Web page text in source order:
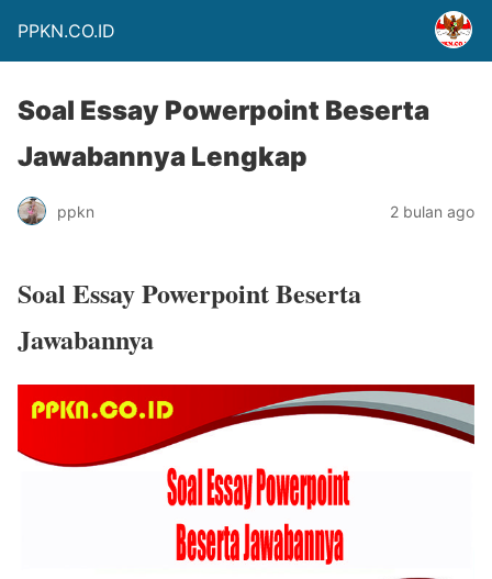
PPKN.CO.ID
Soal Essay Powerpoint Beserta
Jawabannya Lengkap
ppkn 2 bulan ago
Soal Essay Powerpoint Beserta
Jawabannya